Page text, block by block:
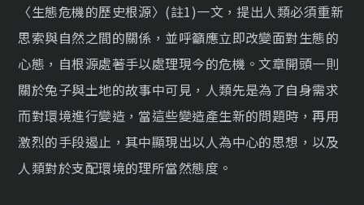
〈生態危機的歷史根源〉(註1)一文，提出人類必須重新
思索與自然之間的關係，並呼籲應立即改變面對生態的
心態，自根源處著手以處理現今的危機。文章開頭一則
關於兔子與土地的故事中可見，人類先是為了自身需求
而對環境進行變造，當這些變造產生新的問題時，再用
激烈的手段遏止，其中顯現出以人為中心的思想，以及
人類對於支配環境的理所當然態度。